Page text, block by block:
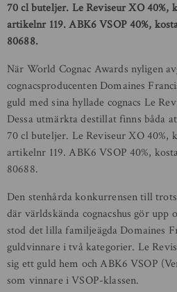
70 cl buteljer. Le Reviseur XO 40%,
artikelnr 119. ABK6 VSOP 40%,
80688.
När World Cognac Awards nyligen
cognacsproducenten Domaines
guld med sina hyllade cognacs Le
Dessa utmärkta destillat finns båda
70 cl buteljer. Le Reviseur XO 40%,
artikelnr 119. ABK6 VSOP 40%,
80688.
Den stenhårda konkurrensen till
där världskända cognacshus gör upp
stod det lilla familjeägda Domaines
guldvinnare i två kategorier. Le
sig ett guld hem och ABK6 VSOP
som vinnare i VSOP-klassen.